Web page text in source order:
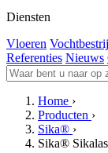
Diensten
Vloeren
Referenties Nieuws
Home ›
Producten ›
Sika® ›
Sika®